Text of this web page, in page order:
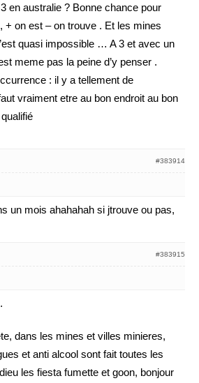
en australie ? Bonne chance pour
+ on est – on trouve . Et les mines
quasi impossible … A 3 et avec un
meme pas la peine d’y penser .
: il y a tellement de
vraiment etre au bon endroit au bon
#383914
un mois ahahahah si jtrouve ou pas,
#383915
dans les mines et villes minieres,
et anti alcool sont fait toutes les
les fiesta fumette et goon, bonjour